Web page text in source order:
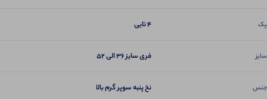
پک 4 تایی
سایز فری سایز ۳۶ الی ۵۲
جنس نخ پنبه سوپر گرم بالا